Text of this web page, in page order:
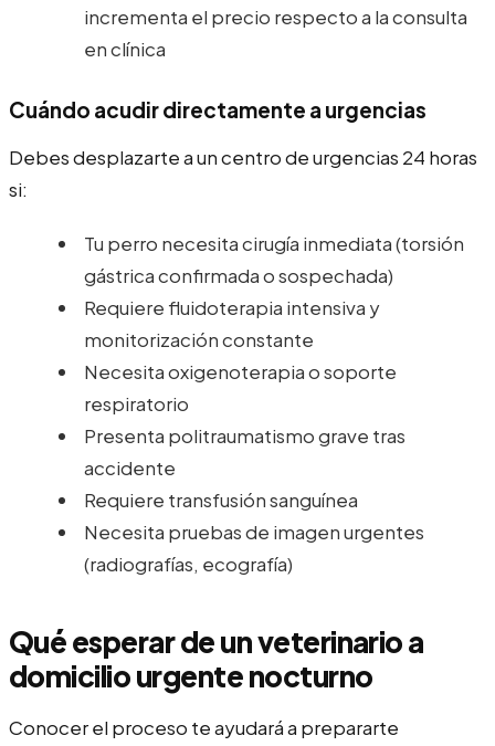
incrementa el precio respecto a la consulta
en clínica
Cuándo acudir directamente a urgencias
Debes desplazarte a un centro de urgencias 24 horas
si:
Tu perro necesita cirugía inmediata (torsión
gástrica confirmada o sospechada)
Requiere fluidoterapia intensiva y
monitorización constante
Necesita oxigenoterapia o soporte
respiratorio
Presenta politraumatismo grave tras
accidente
Requiere transfusión sanguínea
Necesita pruebas de imagen urgentes
(radiografías, ecografía)
Qué esperar de un veterinario a
domicilio urgente nocturno
Conocer el proceso te ayudará a prepararte